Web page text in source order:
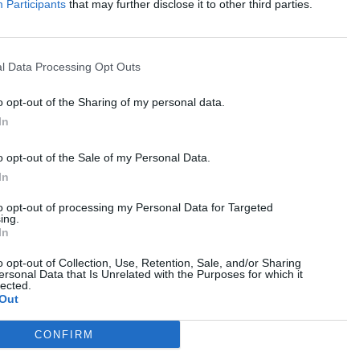
Participants that may further disclose it to other third parties.
Data Processing Opt Outs
opt-out of the Sharing of my personal data.
opt-out of the Sale of my Personal Data.
opt-out of processing my Personal Data for Targeted
opt-out of Collection, Use, Retention, Sale, and/or Sharing
Data that Is Unrelated with the Purposes for which it
CONFIRM
tornen a transitar pel bon camí. El DAX puja un
50 un 2%. Els analistes preveuen que una
part de les autoritats supervisores pot portar a
preferida de Google de forma
d'actualitat